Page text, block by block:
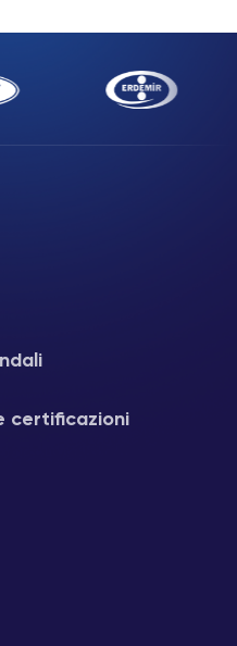
certificazioni